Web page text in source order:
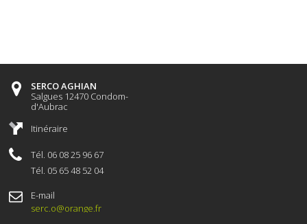
SERCO AGHIAN
Salgues 12470 Condom-
d'Aubrac
Itinéraire
Tél. 06 08 25 96 67
Tél. 05 65 48 52 04
E-mail
serc.o@orange.fr